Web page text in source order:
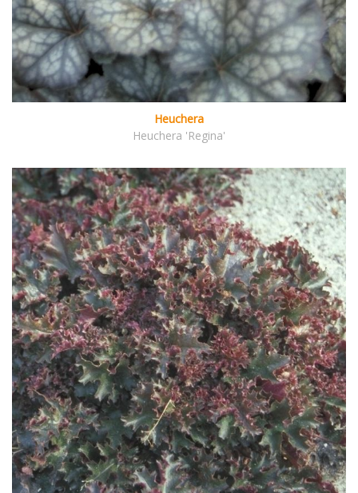
Heuchera
Heuchera 'Regina'